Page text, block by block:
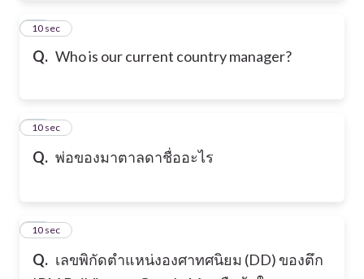
Q. Who is our current country manager?
11
10 sec
Q. พ่อของมาตาลดาชื่ออะไร
12
10 sec
Q. เลขพิกัดตำแหน่งองศาทศนิยม (DD) ของตึก
13
10 sec